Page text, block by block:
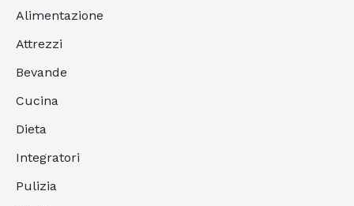
Alimentazione
Attrezzi
Bevande
Cucina
Dieta
Integratori
Pulizia